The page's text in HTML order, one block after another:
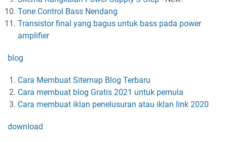
Tone Control Bass Nendang
Transistor final yang bagus untuk bass pada power
amplifier
blog
Cara Membuat Sitemap Blog Terbaru
Cara membuat blog Gratis 2021 untuk pemula
Cara membuat iklan penelusuran atau iklan link 2020
download